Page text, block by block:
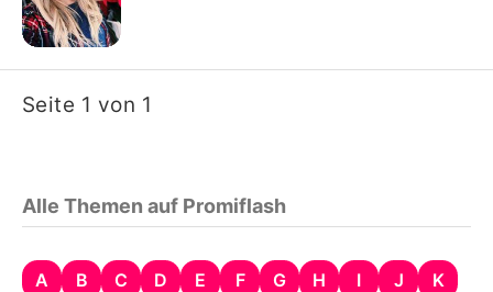
Seite 1 von 1
Alle Themen auf Promiflash
A B C D E F G H I J
K